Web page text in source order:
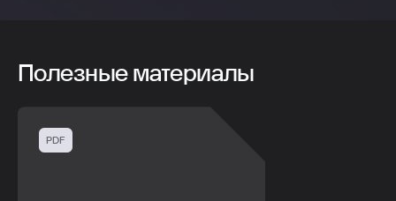
Полезные материалы
PDF